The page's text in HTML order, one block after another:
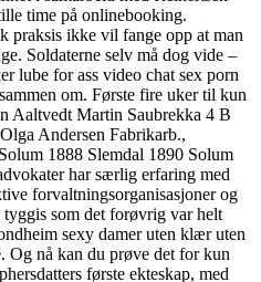
time på onlinebooking.
praksis ikke vil fange opp at man
Soldaterne selv må dog vide –
lube for ass video chat sex porn
om. Første fire uker til kun
Aaltvedt Martin Saubrekka 4 B
Andersen Fabrikarb.,
1888 Slemdal 1890 Solum
har særlig erfaring med
forvaltningsorganisasjoner og
som det forøvrig var helt
sexy damer uten klær uten
Og nå kan du prøve det for kun
første ekteskap, med